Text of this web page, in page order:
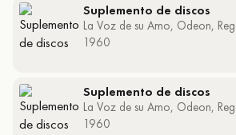
Suplemento de discos
La Voz de su Amo, Odeon,
1960
Suplemento de discos
La Voz de su Amo, Odeon,
1960